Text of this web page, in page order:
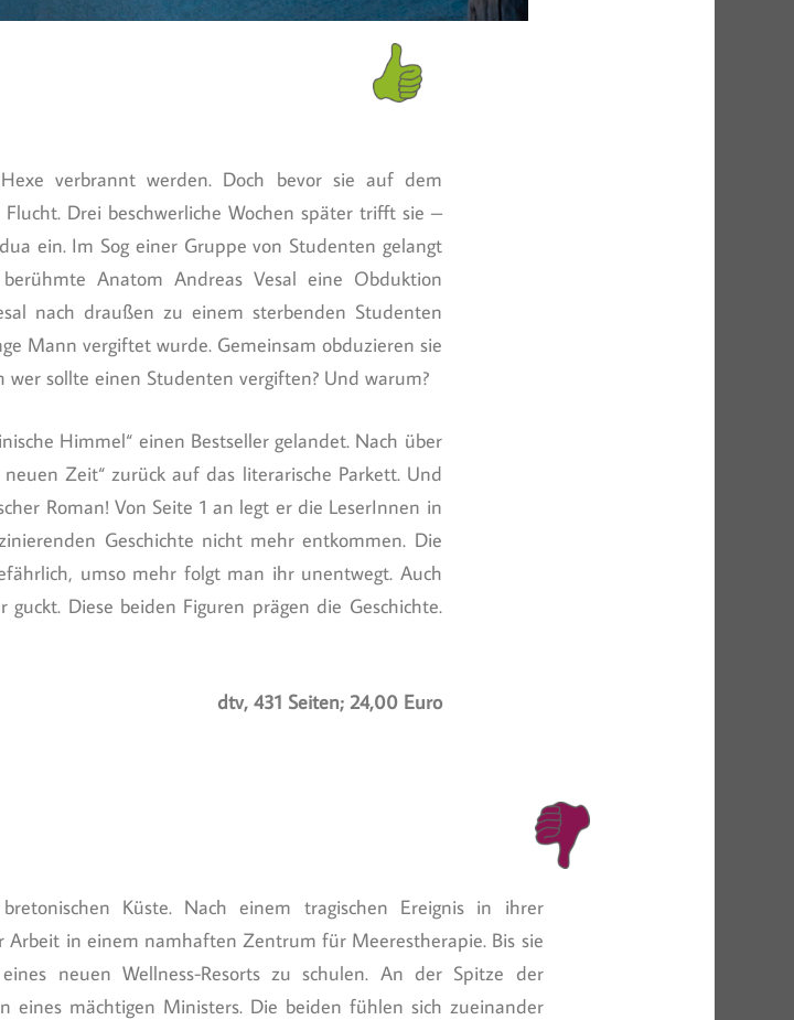
verbrannt werden. Doch bevor sie auf dem
Drei beschwerliche Wochen später trifft sie –
ein. Im Sog einer Gruppe von Studenten gelangt
Anatom Andreas Vesal eine Obduktion
nach draußen zu einem sterbenden Studenten
Mann vergiftet wurde. Gemeinsam obduzieren sie
sollte einen Studenten vergiften? Und warum?
Himmel“ einen Bestseller gelandet. Nach über
Zeit“ zurück auf das literarische Parkett. Und
Roman! Von Seite 1 an legt er die LeserInnen in
Geschichte nicht mehr entkommen. Die
umso mehr folgt man ihr unentwegt. Auch
Diese beiden Figuren prägen die Geschichte.
dtv, 431 Seiten; 24,00 Euro
Küste. Nach einem tragischen Ereignis in ihrer
in einem namhaften Zentrum für Meerestherapie. Bis sie
neuen Wellness-Resorts zu schulen. An der Spitze der
eines mächtigen Ministers. Die beiden fühlen sich zueinander